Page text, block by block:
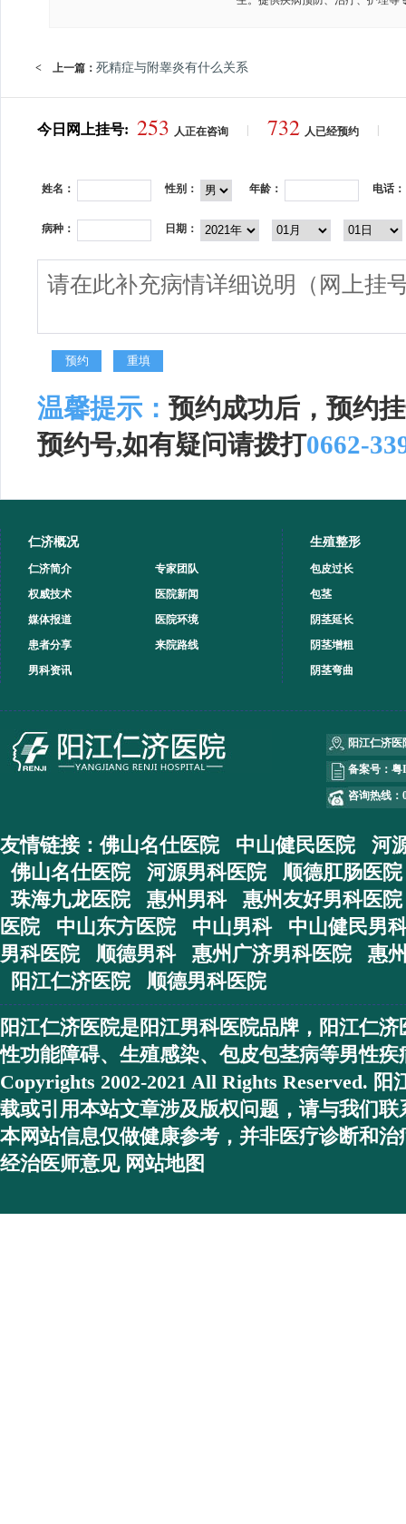
< 上一篇： 死精症与附睾炎有什么关系
今日网上挂号: 253 人正在咨询 732 人已经预约
姓名： 性别： 年龄： 电话：
病种： 日期：
温馨提示： 预约成功后，预约
预约号,如有疑问请拨打0662-
仁济概况
仁济简介
专家团队
权威技术
医院新闻
媒体报道
医院环境
患者分享
来院路线
男科资讯
生殖整形
包皮过长
包茎
阴茎延长
阴茎增粗
阴茎弯曲
阳江仁济
备案号： 粤
咨询热线：
友情链接： 佛山名仕医院 中山健民医院
河
佛山名仕医院
河源男科医院
顺德肛肠医院
珠海九龙医院
惠州男科
惠州友好男科医院
医院
中山东方医院 中山男科
中山健民男
男科医院
顺德男科 惠州广济男科医院
惠
阳江仁济医院
顺德男科医院
阳江仁济医院是 阳江男科医院品牌， 阳江仁济
性功能障碍、生殖感染、包皮包茎病等男性疾
Copyrights 2002-2021 All Rights Reserved.
载或引用本站文章涉及版权问题，请与我们联
本网站信息仅做健康参考，并非医疗诊断和
经治医师意见 网站地图